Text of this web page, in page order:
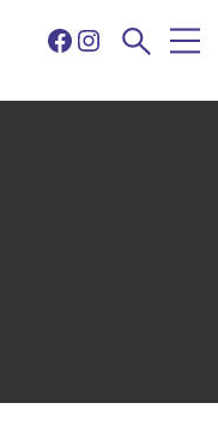
Facebook
Instagram